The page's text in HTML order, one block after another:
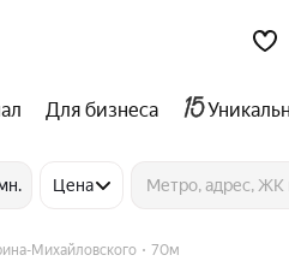
Для бизнеса
Цена
Михайловского 70м